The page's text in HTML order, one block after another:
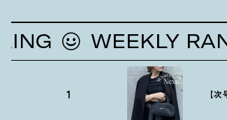
WEEKLY
1 【